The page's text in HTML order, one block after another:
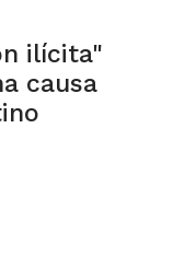
ilícita"
causa